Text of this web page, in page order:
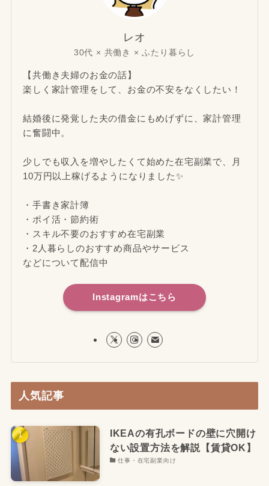
レオ
30代 × 共働き × ふたり暮らし
【共働き夫婦のお金の話】
楽しく家計管理をして、お金の不安をなくしたい！
結婚後に発覚した夫の借金にもめげずに、家計管理
に奮闘中。
少しでも収入を増やしたくて始めた在宅副業で、月
10万円以上稼げるようになりました✨
・手書き家計簿
・ポイ活・節約術
・スキル不要のおすすめ在宅副業
・2人暮らしのおすすめ商品やサービス
などについて配信中
Instagramはこちら
人気記事
IKEAの有孔ボードの壁に穴開け
ない設置方法を解説【賃貸OK】
仕事・在宅副業向け